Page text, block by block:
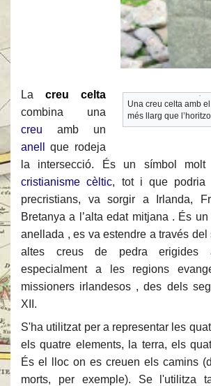
Salta
a
la
navegació
Salta
a
la
cerca
Una creu celta amb
més llarg que
La
creu celta
combina una
creu
amb un
anell
que rodeja
la intersecció. És un símbol
cristianisme cèltic, tot i que podria
precristians, va sorgir a Irlanda,
Bretanya a l’alta edat mitjana . És
anellada , es va estendre a través
altes creus de pedra
especialment a les regions
missioners irlandesos , des dels
XII.
S'ha utilitzat per a representar les
els quatre elements, la terra, els
És el lloc on es creuen els camins
morts, per exemple). Se l'utilitza